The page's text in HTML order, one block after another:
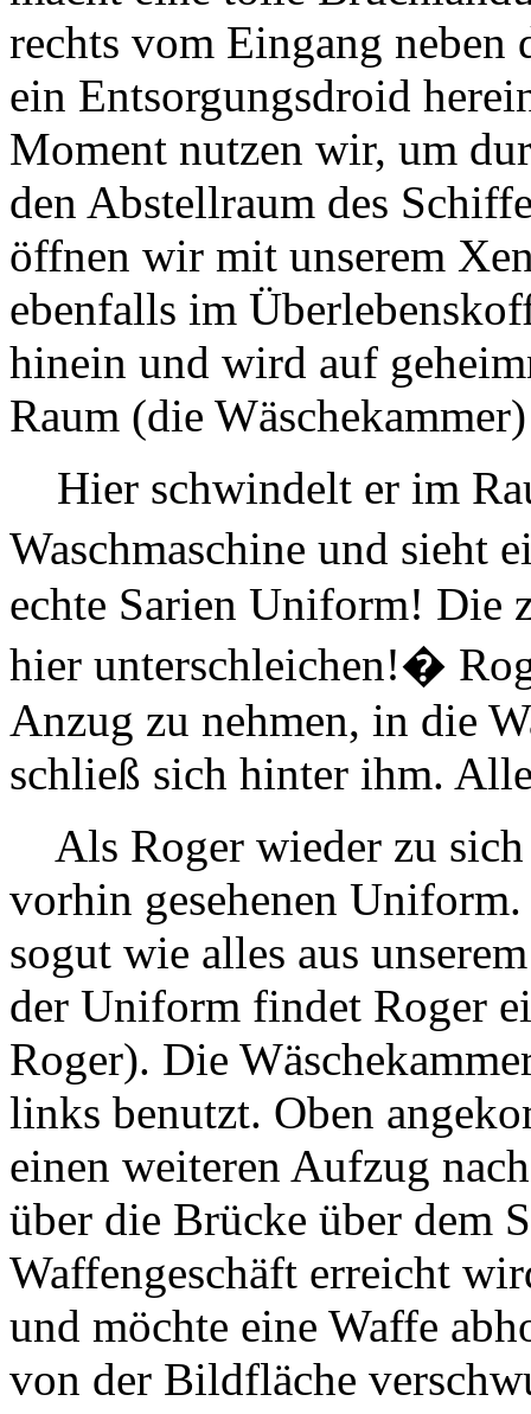
rechts vom Eingang neben
ein Entsorgungsdroid
Moment nutzen wir, um
den Abstellraum des
öffnen wir mit unserem
ebenfalls im
hinein und wird auf
Raum (die
Hier schwindelt er im
Waschmaschine und
echte Sarien Uniform! Die
hier unterschleichen!�
Anzug zu nehmen, in die
schließ sich hinter ihm.
Als Roger wieder zu
vorhin gesehenen
sogut wie alles aus
der Uniform findet Roger
Roger). Die
links benutzt. Oben
einen weiteren Aufzug
über die Brücke über dem
Waffengeschäft erreicht
und möchte eine Waffe
von der Bildfläche